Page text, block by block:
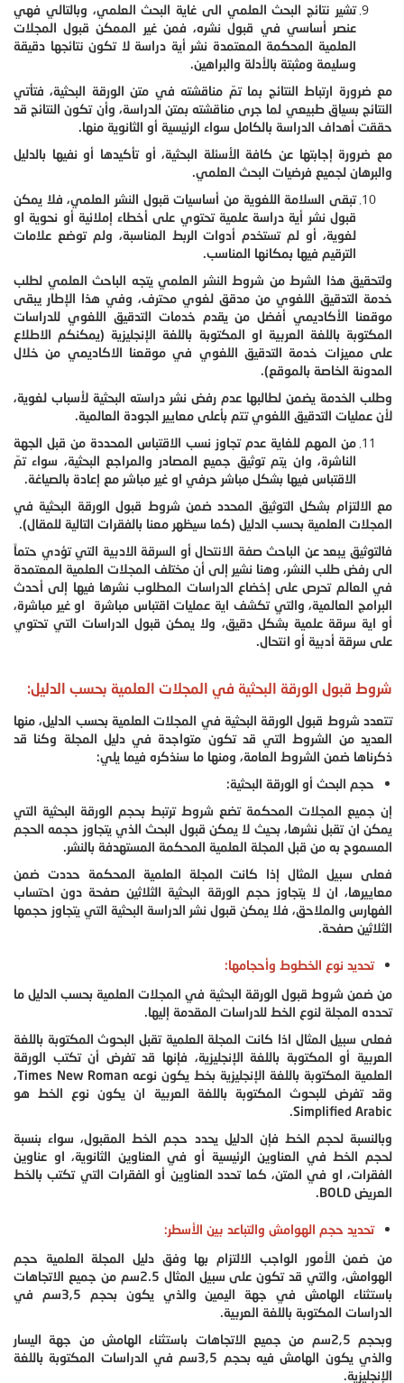
تشير نتائج البحث العلمي الى غاية البحث العلمي، وبالتالي فهي
عنصر أساسي في قبول نشره، فمن غير الممكن قبول المجلات
العلمية المحكمة المعتمدة نشر أية دراسة لا تكون نتائجها دقيقة
وسليمة ومثبتة بالأدلة والبراهين.
مع ضرورة ارتباط النتائج بما تمّ مناقشته في متن الورقة البحثية، فتأتي
النتائج بسياق طبيعي لما جرى مناقشته بمتن الدراسة، وأن تكون النتائج قد
حققت أهداف الدراسة بالكامل سواء الرئيسية أو الثانوية منها.
مع ضرورة إجابتها عن كافة الأسئلة البحثية، أو تأكيدها أو نفيها بالدليل
والبرهان لجميع فرضيات البحث العلمي.
تبقى السلامة اللغوية من أساسيات قبول النشر العلمي، فلا يمكن
قبول نشر أية دراسة علمية تحتوي على أخطاء إملائية أو نحوية او
لغوية، أو لم تستخدم أدوات الربط المناسبة، ولم توضع علامات
الترقيم فيها بمكانها المناسب.
ولتحقيق هذا الشرط من شروط النشر العلمي يتجه الباحث العلمي لطلب
خدمة التدقيق اللغوي من مدقق لغوي محترف، وفي هذا الإطار يبقى
موقعنا الأكاديمي أفضل من يقدم خدمات التدقيق اللغوي للدراسات
المكتوبة باللغة العربية او المكتوبة باللغة الإنجليزية (يمكنكم الاطلاع
على مميزات خدمة التدقيق اللغوي في موقعنا الاكاديمي من خلال
المدونة الخاصة بالموقع).
وطلب الخدمة يضمن لطالبها عدم رفض نشر دراسته البحثية لأسباب لغوية،
لأن عمليات التدقيق اللغوي تتم بأعلى معايير الجودة العالمية.
من المهم للغاية عدم تجاوز نسب الاقتباس المحددة من قبل الجهة
الناشرة، وان يتم توثيق جميع المصادر والمراجع البحثية، سواء تمّ
الاقتباس فيها بشكل مباشر حرفي او غير مباشر مع إعادة بالصياغة.
مع الالتزام بشكل التوثيق المحدد ضمن شروط قبول الورقة البحثية في
المجلات العلمية بحسب الدليل (كما سيظهر معنا بالفقرات التالية للمقال).
فالتوثيق يبعد عن الباحث صفة الانتحال أو السرقة الادبية التي تؤدي حتماً
الى رفض طلب النشر، وهنا نشير إلى أن مختلف المجلات العلمية المعتمدة
في العالم تحرص على إخضاع الدراسات المطلوب نشرها فيها إلى أحدث
البرامج العالمية، والتي تكشف اية عمليات اقتباس مباشرة او غير مباشرة،
أو اية سرقة علمية بشكل دقيق، ولا يمكن قبول الدراسات التي تحتوي
على سرقة أدبية أو انتحال.
شروط قبول الورقة البحثية في المجلات العلمية بحسب الدليل:
تتعدد شروط قبول الورقة البحثية في المجلات العلمية بحسب الدليل، منها
العديد من الشروط التي قد تكون متواجدة في دليل المجلة وكنا قد
ذكرناها ضمن الشروط العامة، ومنها ما سنذكره فيما يلي:
حجم البحث أو الورقة البحثية:
إن جميع المجلات المحكمة تضع شروط ترتبط بحجم الورقة البحثية التي
يمكن ان تقبل نشرها، بحيث لا يمكن قبول البحث الذي يتجاوز حجمه الحجم
المسموح به من قبل المجلة العلمية المحكمة المستهدفة بالنشر.
فعلى سبيل المثال إذا كانت المجلة العلمية المحكمة حددت ضمن
معاييرها، ان لا يتجاوز حجم الورقة البحثية الثلاثين صفحة دون احتساب
الفهارس والملاحق، فلا يمكن قبول نشر الدراسة البحثية التي يتجاوز حجمها
الثلاثين صفحة.
تحديد نوع الخطوط وأحجامها:
من ضمن شروط قبول الورقة البحثية في المجلات العلمية بحسب الدليل ما
تحدده المجلة لنوع الخط للدراسات المقدمة إليها.
فعلى سبيل المثال اذا كانت المجلة العلمية تقبل البحوث المكتوبة باللغة
العربية أو المكتوبة باللغة الإنجليزية، فإنها قد تفرض أن تكتب الورقة
العلمية المكتوبة باللغة الإنجليزية بخط يكون نوعه Times New Roman،
وقد تفرض للبحوث المكتوبة باللغة العربية ان يكون نوع الخط هو
Simplified Arabic.
وبالنسبة لحجم الخط فإن الدليل يحدد حجم الخط المقبول، سواء بنسبة
لحجم الخط في العناوين الرئيسية أو في العناوين الثانوية، او عناوين
الفقرات، او في المتن، كما تحدد العناوين أو الفقرات التي تكتب بالخط
العريض BOLD.
تحديد حجم الهوامش والتباعد بين الأسطر:
من ضمن الأمور الواجب الالتزام بها وفق دليل المجلة العلمية حجم
الهوامش، والتي قد تكون على سبيل المثال 2.5سم من جميع الاتجاهات
باستثناء الهامش في جهة اليمين والذي يكون بحجم 3,5سم في
الدراسات المكتوبة باللغة العربية.
وبحجم 2,5سم من جميع الاتجاهات باستثناء الهامش من جهة اليسار
والذي يكون الهامش فيه بحجم 3,5سم في الدراسات المكتوبة باللغة
الإنجليزية.